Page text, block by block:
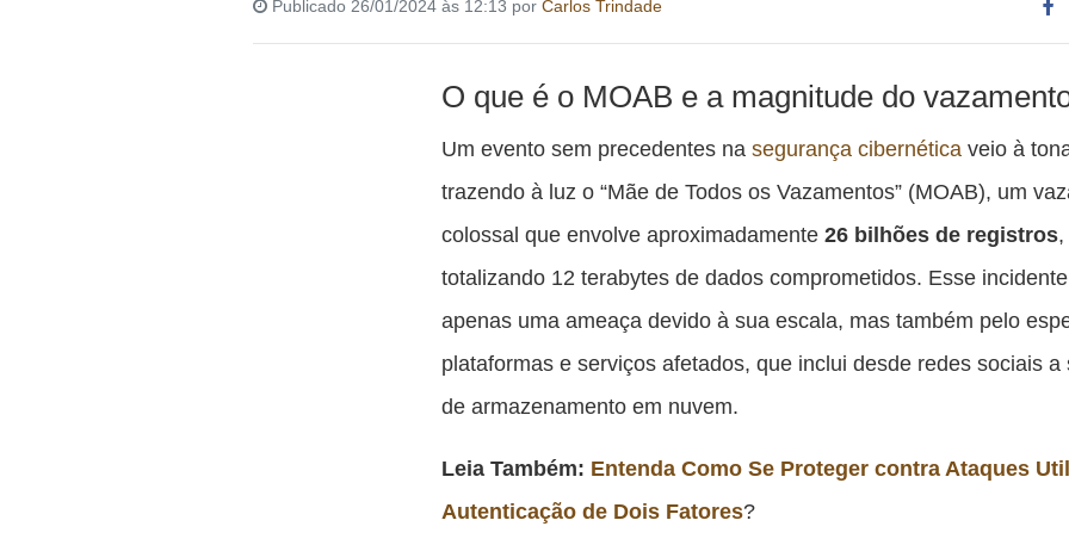
Publicado 26/01/2024 às 12:13 por Carlos Trindade
O que é o MOAB e a magnitude do
Um evento sem precedentes nasegurança cibernética veio à
trazendo à luz o “Mãe de Todos os Vazamentos” (MOAB), um
colossal que envolve aproximadamente26 bilhões de registros,
totalizando 12 terabytes de dados comprometidos. Esse
apenas uma ameaça devido à sua escala, mas também pelo
plataformas e serviços afetados, que inclui desde redes sociais a
de armazenamento em nuvem.
Leia Também: Entenda Como Se Proteger contra Ataques
Autenticação de Dois Fatores?